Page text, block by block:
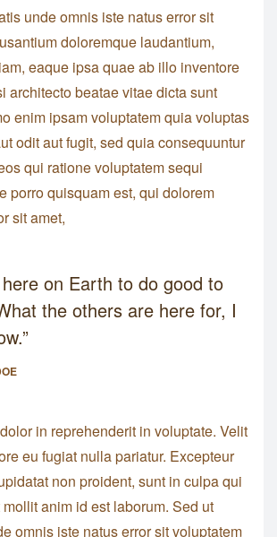
unde omnis iste natus error sit
doloremque laudantium,
eaque ipsa quae ab illo inventore
architecto beatae vitae dicta sunt
enim ipsam voluptatem quia voluptas
odit aut fugit, sed quia consequuntur
qui ratione voluptatem sequi
porro quisquam est, qui dolorem
sit amet,
here on Earth to do good to
the others are here for, I
in reprehenderit in voluptate. Velit
eu fugiat nulla pariatur. Excepteur
non proident, sunt in culpa qui
anim id est laborum. Sed ut
omnis iste natus error sit voluptatem